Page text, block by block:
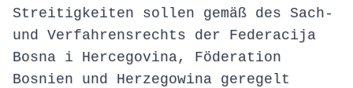
Streitigkeiten sollen gemäß des Sach-
und Verfahrensrechts der Federacija
Bosna i Hercegovina, Föderation
Bosnien und Herzegowina geregelt